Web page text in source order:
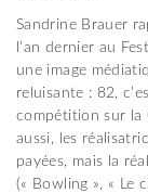
Sandrine Brauer
l’an dernier au
une image
reluisante : 82,
compétition sur la
aussi, les
payées, mais la
(« Bowling », « Le